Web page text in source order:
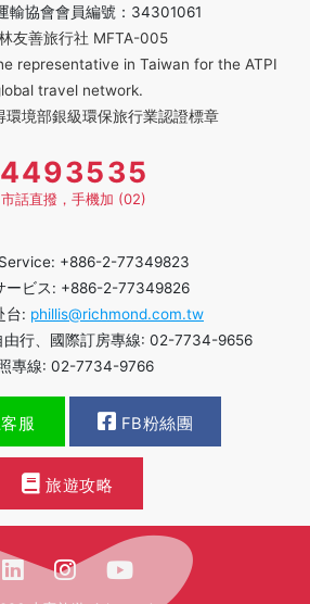
輸協會會員編號：34301061
友善旅行社 MFTA-005
representative in Taiwan for the ATPI
travel network.
環境部銀級環保旅行業認證標章
4493535
市話直撥，手機加 (02)
+886-2-77349823
ービス: +886-2-77349826
台: phillis@richmond.com.tw
由行、國際訂房專線: 02-7734-9656
專線: 02-7734-9766
服 FB粉絲團
旅遊攻略